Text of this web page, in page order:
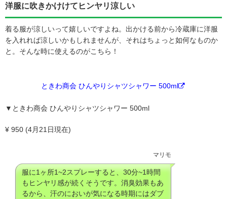
洋服に吹きかけけてヒンヤリ涼しい
着る服が涼しいって嬉しいですよね。出かける前から冷蔵庫に洋服
を入れれば涼しいかもしれませんが、それはちょっと如何なものか
と。そんな時に使えるのがこちら！
ときわ商会 ひんやりシャツシャワー 500ml
▼ときわ商会 ひんやりシャツシャワー 500ml
¥ 950 (4月21日現在)
マリモ
服に1ヶ所1~2スプレーすると、30分~1時間
もヒンヤリ感が続くそうです。消臭効果もあ
るから、汗のにおいが気になる時期にはダブ